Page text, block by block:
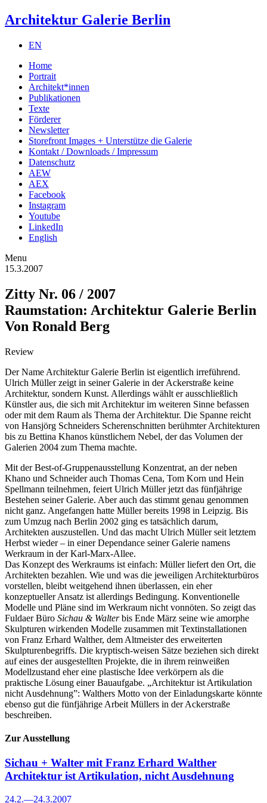
Architektur Galerie Berlin
EN
Home
Portrait
Architekt*innen
Publikationen
Texte
Förderer
Newsletter
Storefront Images + Unterstütze die Galerie
Kontakt / Downloads / Impressum
Datenschutz
AEW
AEX
Facebook
Instagram
Youtube
LinkedIn
English
Menu
15.3.2007
Zitty Nr. 06 / 2007
Raumstation: Architektur Galerie Berlin
Von Ronald Berg
Review
Der Name Architektur Galerie Berlin ist eigentlich irreführend.
Ulrich Müller zeigt in seiner Galerie in der Ackerstraße keine
Architektur, sondern Kunst. Allerdings wählt er ausschließlich
Künstler aus, die sich mit Architektur im weiteren Sinne befassen
oder mit dem Raum als Thema der Architektur. Die Spanne reicht
von Hansjörg Schneiders Scherenschnitten berühmter Architekturen
bis zu Bettina Khanos künstlichem Nebel, der das Volumen der
Galerien 2004 zum Thema machte.
Mit der Best-of-Gruppenausstellung Konzentrat, an der neben
Khano und Schneider auch Thomas Cena, Tom Korn und Hein
Spellmann teilnehmen, feiert Ulrich Müller jetzt das fünfjährige
Bestehen seiner Galerie. Aber auch das stimmt genau genommen
nicht ganz. Angefangen hatte Müller bereits 1998 in Leipzig. Bis
zum Umzug nach Berlin 2002 ging es tatsächlich darum,
Architekten auszustellen. Und das macht Ulrich Müller seit letztem
Herbst wieder – in einer Dependance seiner Galerie namens
Werkraum in der Karl-Marx-Allee.
Das Konzept des Werkraums ist einfach: Müller liefert den Ort, die
Architekten bezahlen. Wie und was die jeweiligen Architekturbüros
vorstellen, bleibt weitgehend ihnen überlassen, ein eher
konzeptueller Ansatz ist allerdings Bedingung. Konventionelle
Modelle und Pläne sind im Werkraum nicht vonnöten. So zeigt das
Fuldaer Büro Sichau & Walterbis Ende März seine wie amorphe
Skulpturen wirkenden Modelle zusammen mit Textinstallationen
von Franz Erhard Walther, dem Altmeister des erweiterten
Skulpturenbegriffs. Die kryptisch-weisen Sätze beziehen sich direkt
auf eines der ausgestellten Projekte, die in ihrem reinweißen
Modellzustand eher eine plastische Idee verkörpern als die
praktische Lösung einer Bauaufgabe. „Architektur ist Artikulation
nicht Ausdehnung”: Walthers Motto von der Einladungskarte könnte
ebenso gut die fünfjährige Arbeit Müllers in der Ackerstraße
beschreiben.
Zur Ausstellung
Sichau + Walter mit Franz Erhard Walther
Architektur ist Artikulation, nicht Ausdehnung
24.2.—24.3.2007